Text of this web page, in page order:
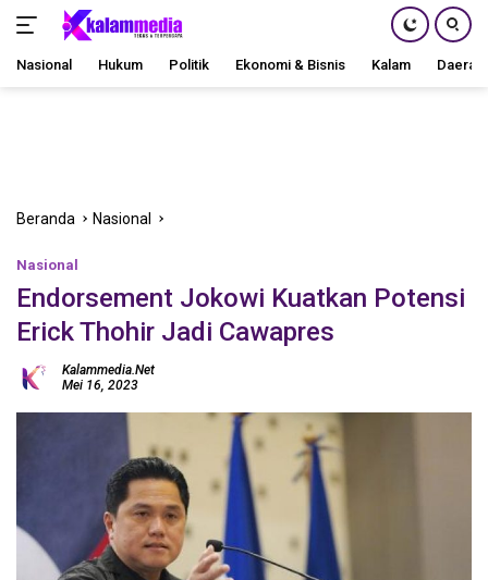
Nasional Hukum Politik Ekonomi & Bisnis Kalam Daerah
Beranda Nasional
Nasional
Endorsement Jokowi Kuatkan Potensi
Erick Thohir Jadi Cawapres
Kalammedia.net
Mei 16, 2023